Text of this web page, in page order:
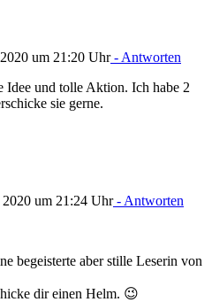
um 21:20 Uhr- Antworten
Idee und tolle Aktion. Ich habe 2
sie gerne.
2020 um 21:24 Uhr- Antworten
begeisterte aber stille Leserin von
dir einen Helm. 😉